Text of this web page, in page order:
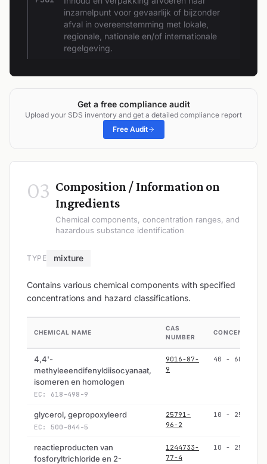
inzamelpunt voor gevaarlijk of bijzonder
afval in overeenstemming met lokale,
regionale, nationale en/of internationale
regelgeving.
Get a free compliance audit
Upload your SDS inventory and get a detailed compliance report
Free Audit
03 Composition / Information on
Ingredients
Chemical components, concentration ranges, and
hazardous substance identification
TYPE mixture
Contains various chemical components with specified
concentrations and hazard classifications.
CHEMICAL NAME
CAS
NUMBER
4,4'-
methyleeendifenyldiisocyanaat,
isomeren en homologen
EC: 618-498-9
9016-87-
9
40 - 60%
glycerol, gepropoxyleerd
EC: 500-044-5
25791-
96-2
10 - 25%
reactieproducten van
fosforyltrichloride en 2-
1244733-
77-4
10 - 25%